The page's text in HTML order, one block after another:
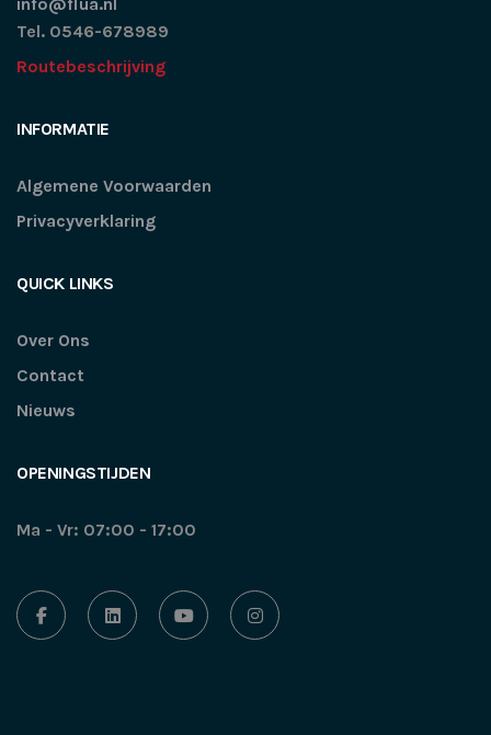
info@flua.nl
Tel. 0546-678989
Routebeschrijving
INFORMATIE
Algemene Voorwaarden
Privacyverklaring
QUICK LINKS
Over Ons
Contact
Nieuws
OPENINGSTIJDEN
Ma - Vr: 07:00 - 17:00